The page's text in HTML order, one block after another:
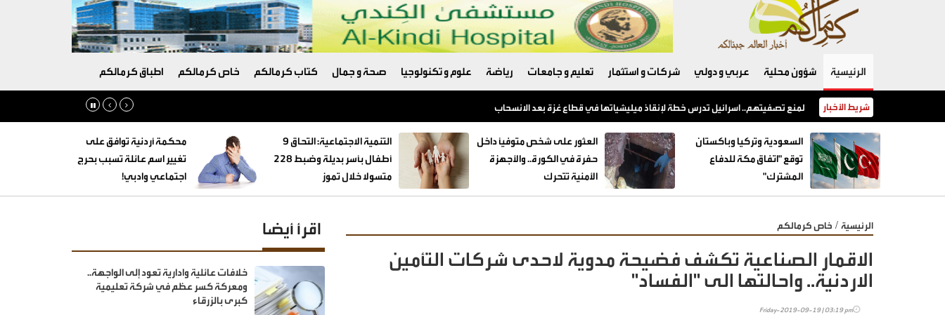
الرئيسية شؤون محلية عربي و دولي شركات و استثمار تعليم و جامعات رياضة علوم و تكنولوجيا صحة و جمال كتاب كرمالكم خاص كرمالكم اطباق كرمالكم
شريط الأخبار السعودية وتركيا وباكستان توقع "اتفاق مكة للدفاع المشترك"
السعودية وتركيا وباكستان
توقع "اتفاق مكة للدفاع
المشترك"
العثور على شخص متوفيًا داخل
حفرة في الكورة.. والأجهزة
الأمنية تتحرك
‏التنمية الاجتماعية: التحاق 9
أطفال بأسر بديلة وضبط 228
متسولا خلال تموز
محكمة أردنية توافق على
تغيير اسم عائلة تسبب بحرج
اجتماعي وادبي!
الرئيسية / خاص كرمالكم
الاقمار الصناعية تكشف فضيحة مدوية لاحدى شركات التأمين
الاردنية.. واحالتها الى "الفساد"
Friday-2019-09-19 | 03:19 pm
اقرأ أيضا
خلافات عائلية وادارية تعود إلى الواجهة..
ومعركة كسر عظم في شركة تعليمية
كبرى بالزرقاء